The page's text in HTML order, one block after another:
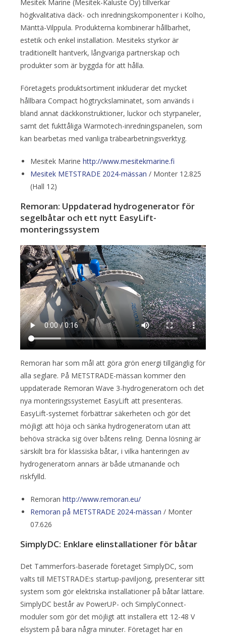
Mesitek Marine (Mesitek-Kaluste Oy) tillverkar
högkvalitativa däck- och inredningskomponenter i Kolho,
Mänttä-Vilppula. Produkterna kombinerar hållbarhet,
estetik och enkel installation. Mesiteks styrkor är
traditionellt hantverk, långvariga partnerskap och
produkter som är byggda för att hålla.
Företagets produktsortiment inkluderar det mycket
hållbara Compact högtryckslaminatet, som används i
bland annat däckkonstruktioner, luckor och styrpaneler,
samt det fukttåliga Warmotech-inredningspanelen, som
kan bearbetas med vanliga träbearbetningsverktyg.
Mesitek Marine http://www.mesitekmarine.fi
Mesitek METSTRADE 2024-mässan / Monter 12.825
(Hall 12)
Remoran: Uppdaterad hydrogenerator för
segelbåtar och ett nytt EasyLift-
monteringssystem
Remoran har som mål att göra grön energi tillgänglig för
alla seglare. På METSTRADE-mässan kommer den
uppdaterade Remoran Wave 3-hydrogeneratorn och det
nya monteringssystemet EasyLift att presenteras.
EasyLift-systemet förbättrar säkerheten och gör det
möjligt att höja och sänka hydrogeneratorn utan att
behöva sträcka sig över båtens reling. Denna lösning är
särskilt bra för klassiska båtar, i vilka hanteringen av
hydrogeneratorn annars är både utmanande och
riskfylld.
Remoran http://www.remoran.eu/
Remoran på METSTRADE 2024-mässan / Monter
07.626
SimplyDC: Enklare elinstallationer för båtar
Det Tammerfors-baserade företaget SimplyDC, som
valts till METSTRADE:s startup-paviljong, presenterar sitt
system som gör elektriska installationer på båtar lättare.
SimplyDC består av PowerUP- och SimplyConnect-
moduler som gör det möjligt att installera ett 12-48 V
elsystem på bara några minuter. Företaget har en